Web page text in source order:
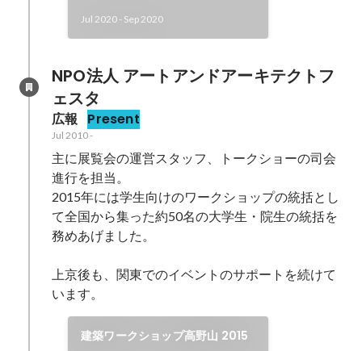
Jul 2020 - Sep 2020
NPO法人 アートアンドアーキテクトフ
ェスタ
広報 Present
Jul 2010-
主に展覧会の運営スタッフ、トークショーの司会
進行を担当。
2015年には学生向けのワークショップの統括とし
て全国から集った約50名の大学生・院生の統括を
務めあげました。
上京後も、関東でのイベントのサポートを続けて
います。
建築ワークショップ高野山 2015